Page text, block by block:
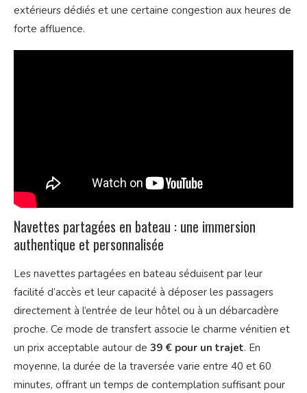
extérieurs dédiés et une certaine congestion aux heures de
forte affluence.
Navettes partagées en bateau : une immersion
authentique et personnalisée
Les navettes partagées en bateau séduisent par leur
facilité d’accès et leur capacité à déposer les passagers
directement à l’entrée de leur hôtel ou à un débarcadère
proche. Ce mode de transfert associe le charme vénitien et
un prix acceptable autour de 39 € pour un trajet. En
moyenne, la durée de la traversée varie entre 40 et 60
minutes, offrant un temps de contemplation suffisant pour